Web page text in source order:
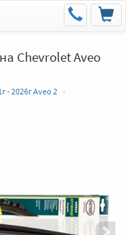
Chevrolet Aveo
- 2026г Aveo 2